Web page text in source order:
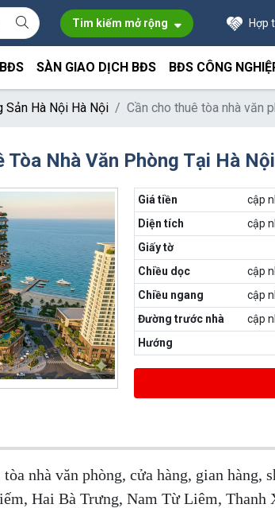
Tim kiếm mở rộng Hợp
SÀN GIAO DỊCH BĐS BĐS CÔNG
Sản Hà Nội Hà Nội Cần cho thuê tòa nhà văn
Tòa Nhà Văn Phòng Tại Hà
Giá tiền
cập
Diện tích
cập
Giấy tờ
Chiều dọc
cập
Chiều ngang
cập
Đường trước nhà
cập
Hướng
nhà văn phòng, cửa hàng, gian hàng,
Hai Bà Trưng, Nam Từ Liêm, Thanh